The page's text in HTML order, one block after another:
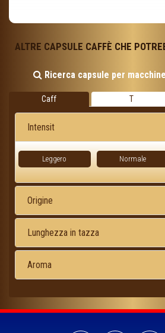
ALTRE CAPSULE CAFFÈ CHE
Ricerca capsule per
Caff T
Intensit
Leggero Normale
Origine
Lunghezza in tazza
Aroma